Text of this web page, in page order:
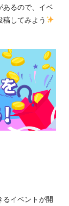
あるので、イベ
してみよう
るイベントが開